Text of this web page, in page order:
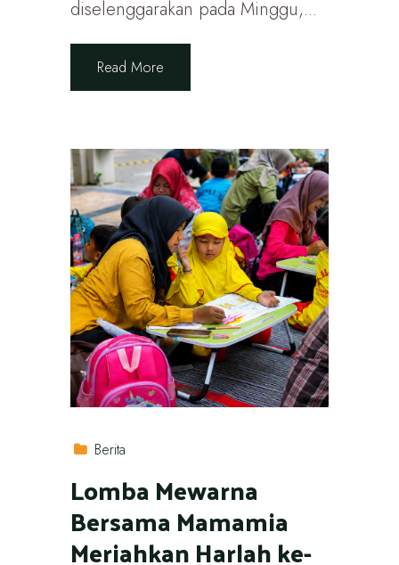
diselenggarakan pada Minggu,...
Read More
Berita
Lomba Mewarna
Bersama Mamamia
Meriahkan Harlah ke-